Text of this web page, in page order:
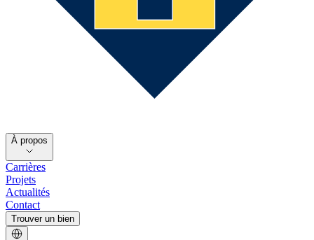
À propos
Carrières
Projets
Actualités
Contact
Trouver un bien